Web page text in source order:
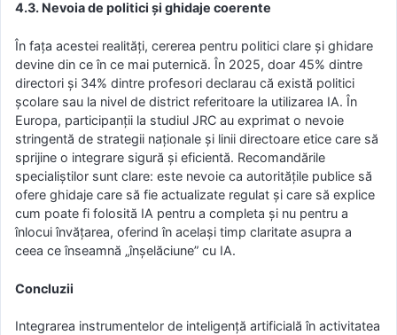
4.3. Nevoia de politici și ghidaje coerente
În fața acestei realități, cererea pentru politici clare și ghidare
devine din ce în ce mai puternică. În 2025, doar 45% dintre
directori și 34% dintre profesori declarau că există politici
școlare sau la nivel de district referitoare la utilizarea IA. În
Europa, participanții la studiul JRC au exprimat o nevoie
stringentă de strategii naționale și linii directoare etice care să
sprijine o integrare sigură și eficientă. Recomandările
specialiștilor sunt clare: este nevoie ca autoritățile publice să
ofere ghidaje care să fie actualizate regulat și care să explice
cum poate fi folosită IA pentru a completa și nu pentru a
înlocui învățarea, oferind în același timp claritate asupra a
ceea ce înseamnă „înșelăciune” cu IA.
Concluzii
Integrarea instrumentelor de inteligență artificială în activitatea